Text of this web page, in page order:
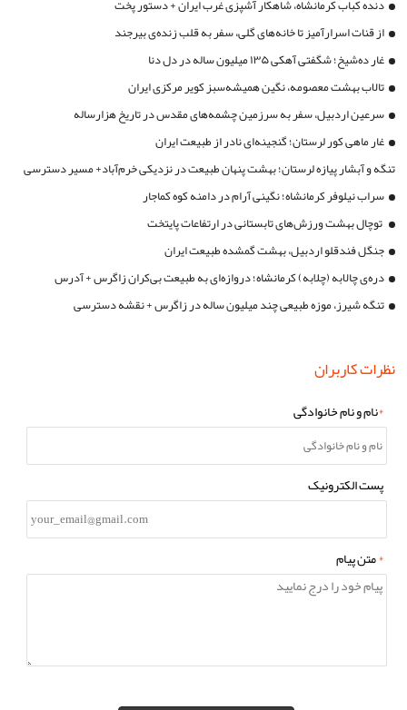
دنده کباب کرمانشاه، شاهکار آشپزی غرب ایران + دستور پخت
از قنات اسرارآمیز تا خانه‌های گلی، سفر به قلب زنده‌ی بیرجند
غار ده‌شیخ؛ شگفتی آهکی ۱۳۵ میلیون ساله در دل دنا
تالاب بهشت معصومه، نگین همیشه‌سبز کویر مرکزی ایران
سرعین اردبیل، سفر به سرزمین چشمه‌های مقدس در تاریخ هزارساله
غار ماهی کور لرستان؛ گنجینه‌ای نادر از طبیعت ایران
تنگه و آبشار پیازه لرستان؛ بهشت پنهان طبیعت در نزدیکی خرم‌آباد+ مسیر دسترسی
سراب نیلوفر کرمانشاه؛ نگینی آرام در دامنه کوه کماجار
توچال بهشت ورزش‌های تابستانی در ارتفاعات پایتخت
جنگل فندقلو اردبیل، بهشت گمشده طبیعت ایران
دره‌ی چالابه (چلابه) کرمانشاه؛ دروازه‌ای به طبیعت بی‌کران زاگرس + آدرس
تنگه شیرز، موزه طبیعی چند میلیون ‌ساله در زاگرس + نقشه دسترسی
نظرات کاربران
*نام و نام خانوادگی
پست الکترونیک
*متن پیام